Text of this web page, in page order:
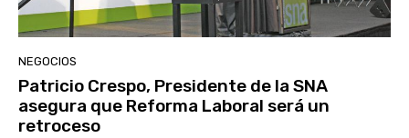
NEGOCIOS
Patricio Crespo, Presidente de la SNA
asegura que Reforma Laboral será un
retroceso